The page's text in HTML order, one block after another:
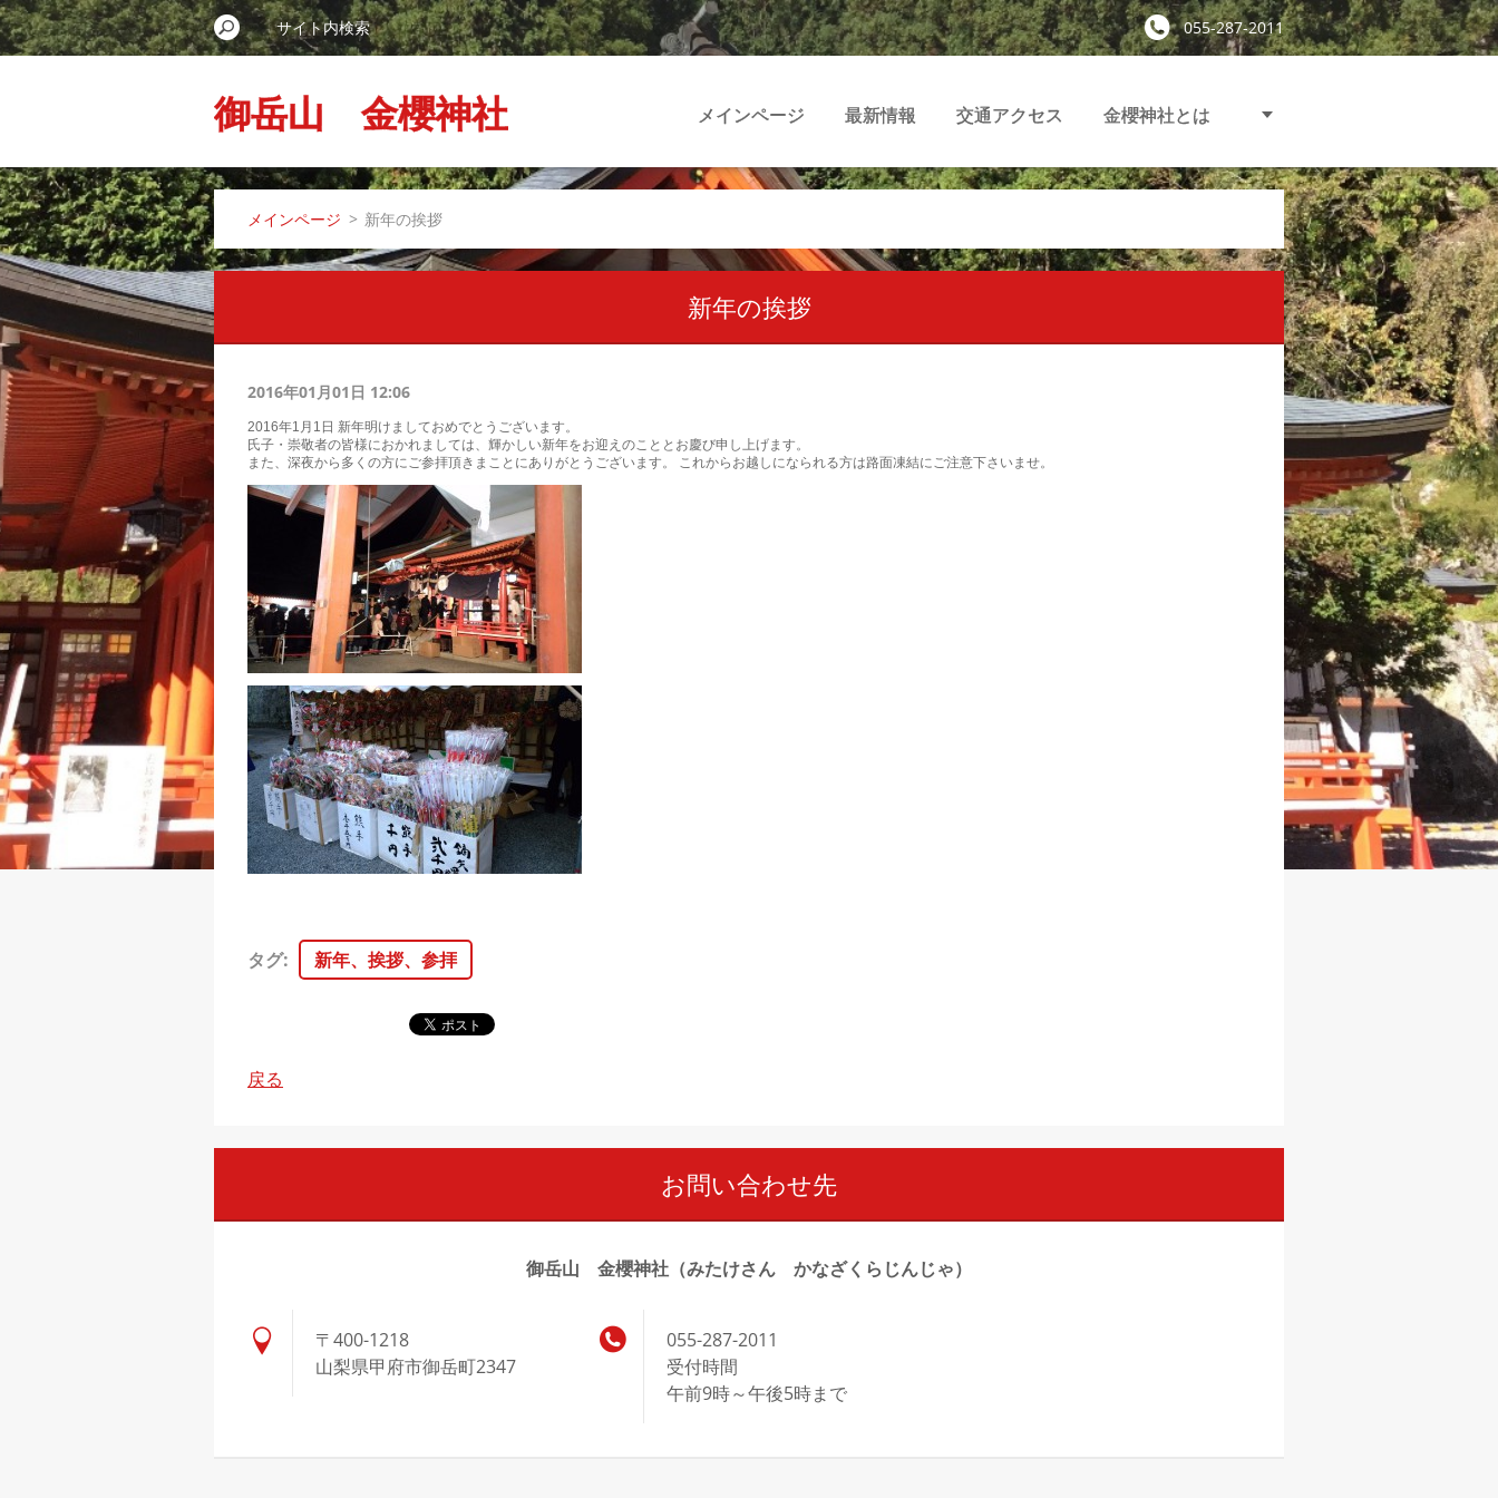
055-287-2011
御岳山 金櫻神社 メインページ 最新情報 交通アクセス 金櫻神社とは
メインページ > 新年の挨拶
新年の挨拶
2016年01月01日 12:06
2016年1月1日 新年明けましておめでとうございます。
氏子・崇敬者の皆様におかれましては、輝かしい新年をお迎えのこととお慶び申し上げます。
また、深夜から多くの方にご参拝頂きまことにありがとうございます。 これからお越しになられる方は路面凍結にご注意下さいませ。
タグ: 新年、挨拶、参拝
戻る
お問い合わせ先
御岳山 金櫻神社（みたけさん かなざくらじんじゃ）
〒400-1218
山梨県甲府市御岳町2347
055-287-2011
受付時間
午前9時～午後5時まで